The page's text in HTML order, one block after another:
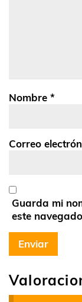
Nombre *
Correo
Guarda mi
este